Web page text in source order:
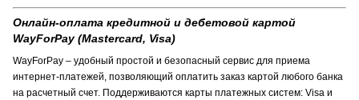
Онлайн-оплата кредитной и дебетовой картой
WayForPay (Mastercard, Visa)
WayForPay – удобный простой и безопасный сервис для приема
интернет-платежей, позволяющий оплатить заказ картой любого банка
на расчетный счет. Поддерживаются карты платежных систем: Visa и